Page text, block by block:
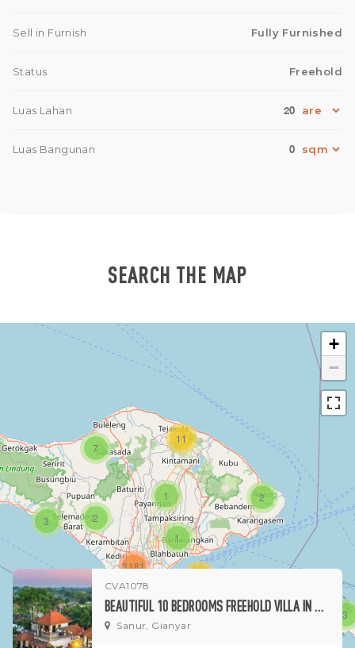
Sell in Furnish Fully Furnished
Status Freehold
Luas Lahan 20
Luas Bangunan 0
SEARCH THE MAP
1
1
3
7
2
11
3181
1
2
3
+
−
CVA1078
BEAUTIFUL 10 BEDROOMS FREEHOLD VILLA IN GIANYAR FOR SALE
Sanur, Gianyar